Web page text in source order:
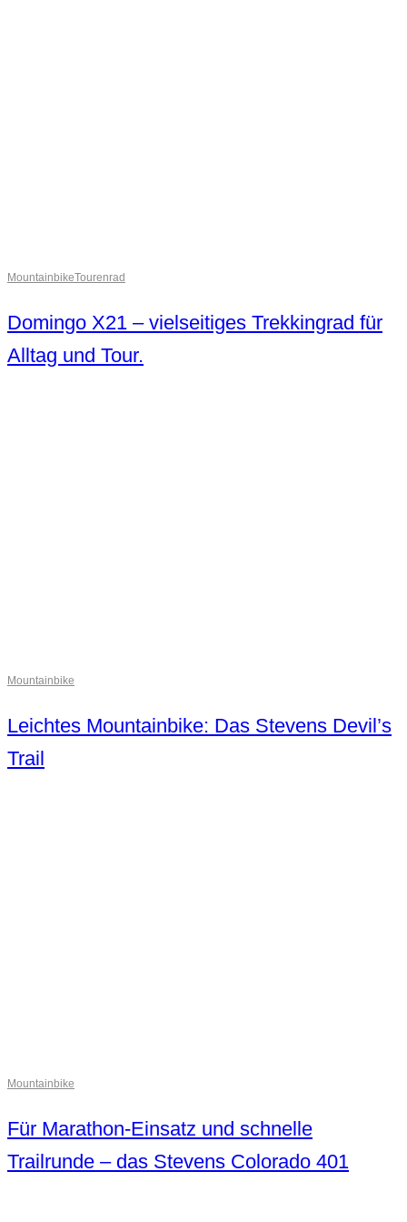
MountainbikeTourenrad
Domingo X21 – vielseitiges Trekkingrad für
Alltag und Tour.
Mountainbike
Leichtes Mountainbike: Das Stevens Devil’s
Trail
Mountainbike
Für Marathon-Einsatz und schnelle
Trailrunde – das Stevens Colorado 401